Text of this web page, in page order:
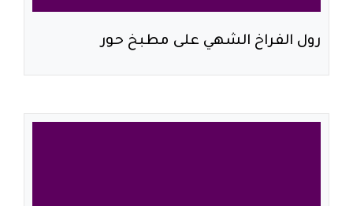
رول الفراخ الشهي على مطبخ حور